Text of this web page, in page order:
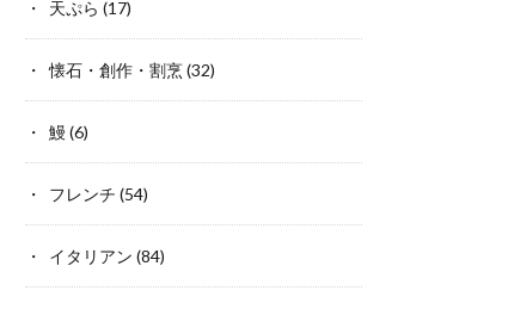
天ぷら (17)
懐石・創作・割烹(32)
鰻 (6)
フレンチ (54)
イタリアン (84)